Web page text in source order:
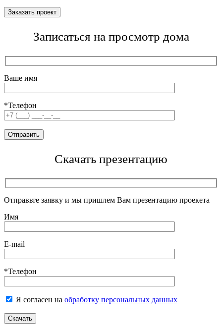
Записаться на просмотр дома
Ваше имя
*Телефон
Скачать презентацию
Отправьте заявку и мы пришлем Вам презентацию проекета
Имя
E-mail
*Телефон
Я согласен на обработку персональных данных